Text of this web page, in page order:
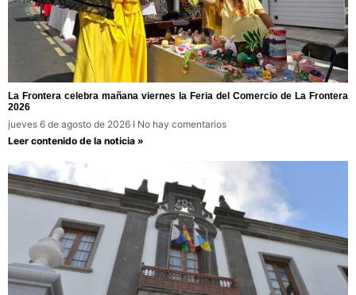
La Frontera celebra mañana viernes la Feria del Comercio de La Frontera
2026
jueves 6 de agosto de 2026
No hay comentarios
Leer contenido de la noticia »